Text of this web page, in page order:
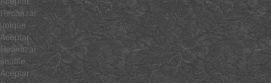
Rechazar
unique
Aceptar
Rechazar
shuffle
Aceptar